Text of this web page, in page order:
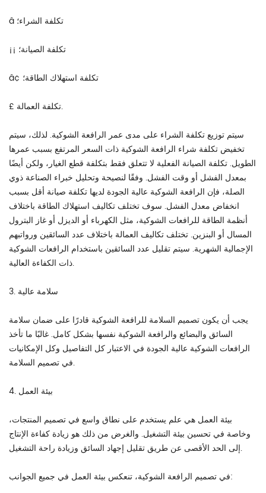
â تكلفة الشراء؛
¡¡ تكلفة الصيانة؛
â¢ تكلفة استهلاك الطاقة؛
£ تكلفة العمالة.
سيتم توزيع تكلفة الشراء على مدى عمر الرافعة الشوكية. لذلك، سيتم
تخفيض تكلفة شراء الرافعة الشوكية ذات السعر المرتفع بسبب عمرها
الطويل. تكلفة الصيانة الفعلية لا تتعلق فقط بتكلفة قطع الغيار، ولكن أيضًا
بمعدل الفشل أو وقت الفشل. وفقًا لنصيحة وتحليل خبراء الصناعة ذوي
الصلة، فإن الرافعة الشوكية عالية الجودة لديها تكلفة صيانة أقل بسبب
انخفاض معدل الفشل. سوف تختلف تكاليف استهلاك الطاقة باختلاف
أنظمة الطاقة للرافعات الشوكية، مثل الكهرباء أو الديزل أو غاز البترول
المسال أو البنزين. تختلف تكاليف العمالة باختلاف عدد السائقين ورواتبهم
الإجمالية الشهرية. سيتم تقليل عدد السائقين باستخدام الرافعات الشوكية
ذات الكفاءة العالية.
3. سلامة عالية
يجب أن يكون تصميم السلامة للرافعة الشوكية قادرًا على ضمان سلامة
السائق والبضائع والرافعة الشوكية نفسها بشكل كامل. غالبًا ما تأخذ
الرافعات الشوكية عالية الجودة في الاعتبار كل التفاصيل وكل الإمكانيات
في تصميم السلامة.
4. بيئة العمل
بيئة العمل هي علم يستخدم على نطاق واسع في تصميم المنتجات،
وخاصة في تحسين بيئة التشغيل. والغرض من ذلك هو زيادة كفاءة الإنتاج
إلى الحد الأقصى عن طريق تقليل إجهاد السائق وزيادة راحة التشغيل.
في تصميم الرافعة الشوكية، تنعكس بيئة العمل في جميع الجوانب: